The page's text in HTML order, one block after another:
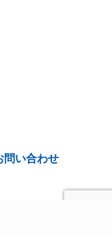
問い合わせ